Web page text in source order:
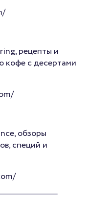
рецепты и
кофе с десертами
обзоры
специй и